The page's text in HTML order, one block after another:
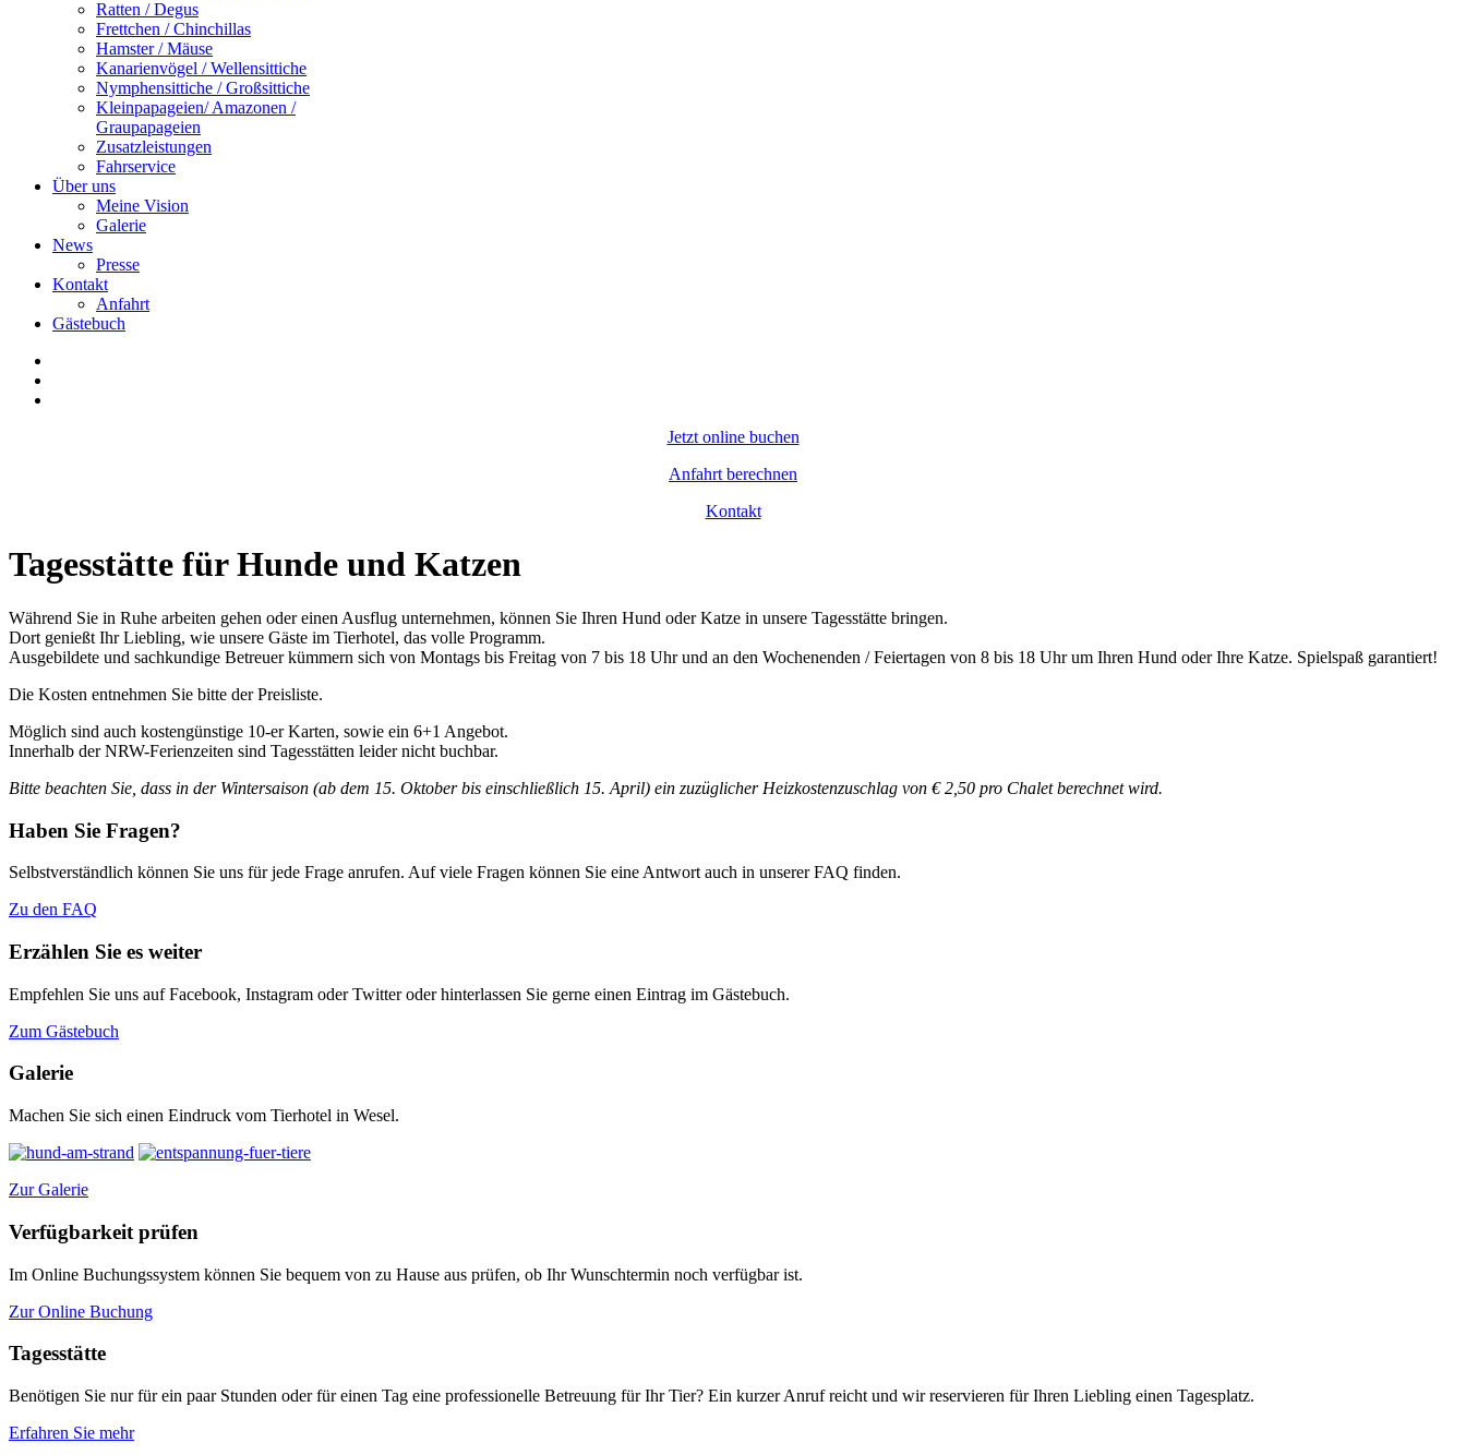
Ratten / Degus
Frettchen / Chinchillas
Hamster / Mäuse
Kanarienvögel / Wellensittiche
Nymphensittiche / Großsittiche
Kleinpapageien/ Amazonen /
Graupapageien
Zusatzleistungen
Fahrservice
Über uns
Meine Vision
Galerie
News
Presse
Kontakt
Anfahrt
Gästebuch
Jetzt online buchen
Anfahrt berechnen
Kontakt
Tagesstätte für Hunde und Katzen
Während Sie in Ruhe arbeiten gehen oder einen Ausflug unternehmen, können Sie Ihren Hund oder Katze in unsere Tagesstätte bringen.
Dort genießt Ihr Liebling, wie unsere Gäste im Tierhotel, das volle Programm.
Ausgebildete und sachkundige Betreuer kümmern sich von Montags bis Freitag von 7 bis 18 Uhr und an den Wochenenden / Feiertagen von 8 bis 18 Uhr um Ihren Hund oder Ihre Katze. Spielspaß garantiert!
Die Kosten entnehmen Sie bitte der Preisliste.
Möglich sind auch kostengünstige 10-er Karten, sowie ein 6+1 Angebot.
Innerhalb der NRW-Ferienzeiten sind Tagesstätten leider nicht buchbar.
Bitte beachten Sie, dass in der Wintersaison (ab dem 15. Oktober bis einschließlich 15. April) ein zuzüglicher Heizkostenzuschlag von € 2,50 pro Chalet berechnet wird.
Haben Sie Fragen?
Selbstverständlich können Sie uns für jede Frage anrufen. Auf viele Fragen können Sie eine Antwort auch in unserer FAQ finden.
Zu den FAQ
Erzählen Sie es weiter
Empfehlen Sie uns auf Facebook, Instagram oder Twitter oder hinterlassen Sie gerne einen Eintrag im Gästebuch.
Zum Gästebuch
Galerie
Machen Sie sich einen Eindruck vom Tierhotel in Wesel.
Zur Galerie
Verfügbarkeit prüfen
Im Online Buchungssystem können Sie bequem von zu Hause aus prüfen, ob Ihr Wunschtermin noch verfügbar ist.
Zur Online Buchung
Tagesstätte
Benötigen Sie nur für ein paar Stunden oder für einen Tag eine professionelle Betreuung für Ihr Tier? Ein kurzer Anruf reicht und wir reservieren für Ihren Liebling einen Tagesplatz.
Erfahren Sie mehr